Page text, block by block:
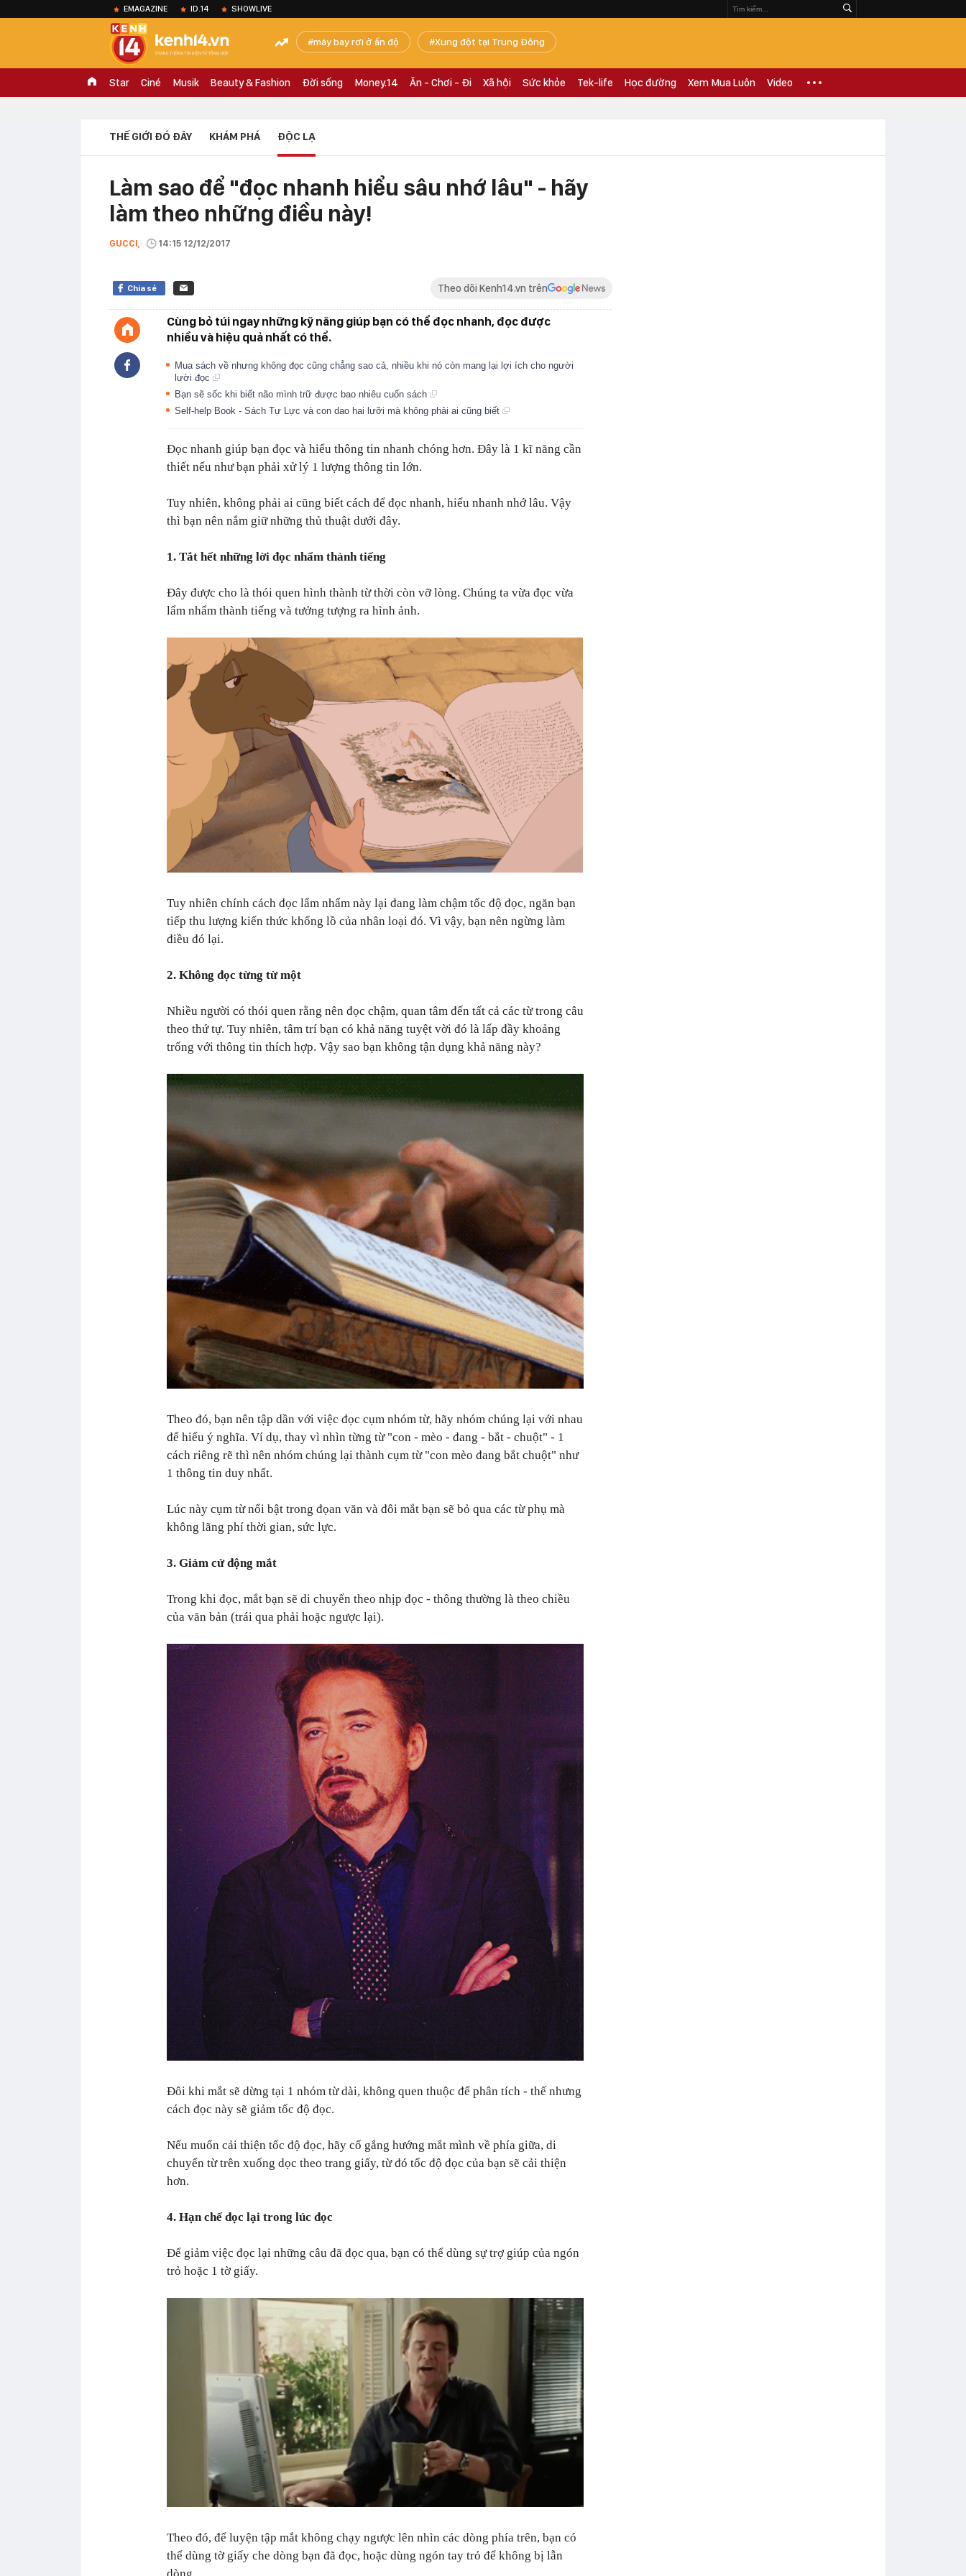
EMAGAZINE ID.14 SHOWLIVE
máy bay rơi ở ấn độ Xung đột tại Trung Đông
Star Ciné Musik Beauty & Fashion Đời sống Money.14 Ăn - Chơi - Đi Xã hội Sức khỏe Tek-life Học đường Xem Mua Luôn Video
THẾ GIỚI ĐÓ ĐÂY KHÁM PHÁ ĐỘC LẠ
Làm sao để "đọc nhanh hiểu sâu nhớ lâu" - hãy
làm theo những điều này!
GUCCI, 14:15 12/12/2017
Chia sẻ Theo dõi Kenh14.vn trên
Cùng bỏ túi ngay những kỹ năng giúp bạn có thể đọc nhanh, đọc được
nhiều và hiệu quả nhất có thể.
Mua sách về nhưng không đọc cũng chẳng sao cả, nhiều khi nó còn mang lại lợi ích cho người
lười đọc
Bạn sẽ sốc khi biết não mình trữ được bao nhiêu cuốn sách
Self-help Book - Sách Tự Lực và con dao hai lưỡi mà không phải ai cũng biết
Đọc nhanh giúp bạn đọc và hiểu thông tin nhanh chóng hơn. Đây là 1 kĩ năng cần
thiết nếu như bạn phải xử lý 1 lượng thông tin lớn.
Tuy nhiên, không phải ai cũng biết cách để đọc nhanh, hiểu nhanh nhớ lâu. Vậy
thì bạn nên nắm giữ những thủ thuật dưới đây.
1. Tắt hết những lời đọc nhẩm thành tiếng
Đây được cho là thói quen hình thành từ thời còn vỡ lòng. Chúng ta vừa đọc vừa
lẩm nhẩm thành tiếng và tưởng tượng ra hình ảnh.
Tuy nhiên chính cách đọc lẩm nhẩm này lại đang làm chậm tốc độ đọc, ngăn bạn
tiếp thu lượng kiến thức khổng lồ của nhân loại đó. Vì vậy, bạn nên ngừng làm
điều đó lại.
2. Không đọc từng từ một
Nhiều người có thói quen rằng nên đọc chậm, quan tâm đến tất cả các từ trong câu
theo thứ tự. Tuy nhiên, tâm trí bạn có khả năng tuyệt vời đó là lấp đầy khoảng
trống với thông tin thích hợp. Vậy sao bạn không tận dụng khả năng này?
Theo đó, bạn nên tập dần với việc đọc cụm nhóm từ, hãy nhóm chúng lại với nhau
để hiểu ý nghĩa. Ví dụ, thay vì nhìn từng từ "con - mèo - đang - bắt - chuột" - 1
cách riêng rẽ thì nên nhóm chúng lại thành cụm từ "con mèo đang bắt chuột" như
1 thông tin duy nhất.
Lúc này cụm từ nổi bật trong đọan văn và đôi mắt bạn sẽ bỏ qua các từ phụ mà
không lãng phí thời gian, sức lực.
3. Giảm cử động mắt
Trong khi đọc, mắt bạn sẽ di chuyển theo nhịp đọc - thông thường là theo chiều
của văn bản (trái qua phải hoặc ngược lại).
Đôi khi mắt sẽ dừng tại 1 nhóm từ dài, không quen thuộc để phân tích - thế nhưng
cách đọc này sẽ giảm tốc độ đọc.
Nếu muốn cải thiện tốc độ đọc, hãy cố gắng hướng mắt mình về phía giữa, di
chuyển từ trên xuống dọc theo trang giấy, từ đó tốc độ đọc của bạn sẽ cải thiện
hơn.
4. Hạn chế đọc lại trong lúc đọc
Để giảm việc đọc lại những câu đã đọc qua, bạn có thể dùng sự trợ giúp của ngón
trỏ hoặc 1 tờ giấy.
Theo đó, để luyện tập mắt không chạy ngược lên nhìn các dòng phía trên, bạn có
thể dùng tờ giấy che dòng bạn đã đọc, hoặc dùng ngón tay trỏ để không bị lẫn